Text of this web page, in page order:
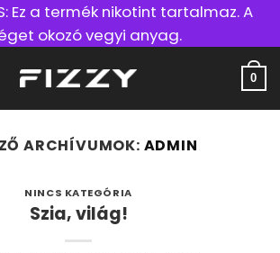
Ez a termék nikotint tartalmaz. A
okozó vegyi anyag.
0
ARCHÍVUMOK: ADMIN
NINCS KATEGÓRIA
Szia, világ!